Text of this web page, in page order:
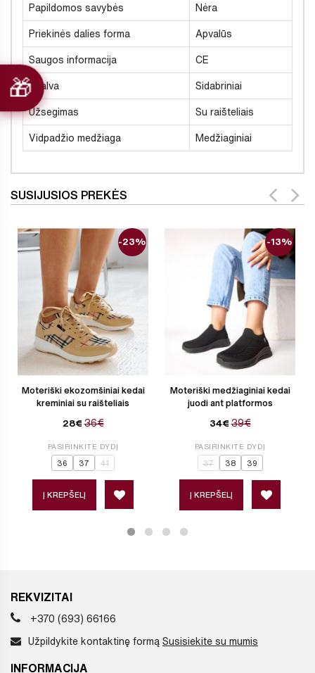
Papildomos savybės Nėra
Priekinės dalies forma Apvalūs
Saugos informacija CE
Spalva Sidabriniai
Užsegimas Su raišteliais
Vidpadžio medžiaga Medžiaginiai
SUSIJUSIOS PREKĖS
Moteriški ekozomšiniai kedai
kreminiai su raišteliais
28€ 36€
-23%
PASIRINKITE DYDĮ
36 37 41
Į KREPŠELĮ
Moteriški medžiaginiai kedai
juodi ant platformos
34€ 39€
-13%
PASIRINKITE DYDĮ
37 38 39
Į KREPŠELĮ
REKVIZITAI
+370 (693) 66166
Užpildykite kontaktinę formą Susisiekite su mumis
INFORMACIJA